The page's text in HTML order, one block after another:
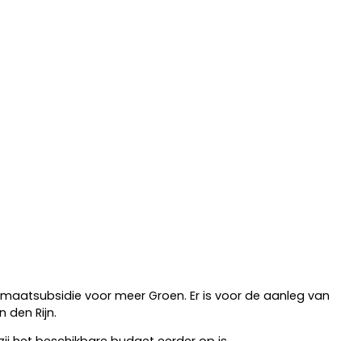
voor meer Groen. Er is voor de aanleg van
Rijn.